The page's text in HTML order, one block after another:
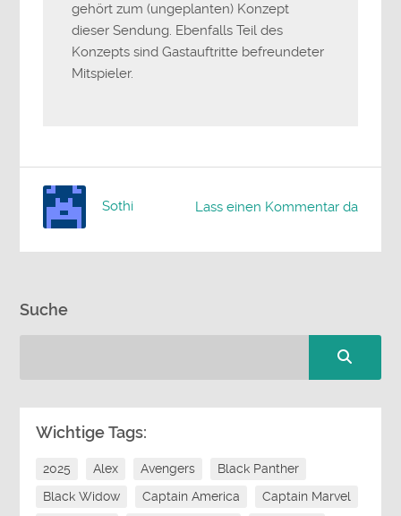
gehört zum (ungeplanten) Konzept
dieser Sendung. Ebenfalls Teil des
Konzepts sind Gastauftritte befreundeter
Mitspieler.
Lass einen Kommentar da
Sothi
Suche
Wichtige Tags:
2025 Alex Avengers
Black Panther
Black Widow
Captain America
Captain Marvel